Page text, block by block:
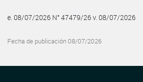
e. 08/07/2026 N° 47479/26 v. 08/07/2026
Fecha de publicación 08/07/2026